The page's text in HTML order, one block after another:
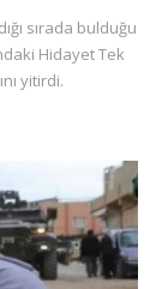
sırada bulduğu
Hidayet Tek
yitirdi.